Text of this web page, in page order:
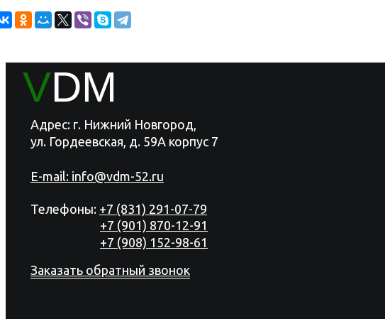
VDM
Адрес: г. Нижний Новгород,
ул. Гордеевская, д. 59А корпус 7
E-mail: info@vdm-52.ru
Телефоны: +7 (831) 291-07-79
+7 (901) 870-12-91
+7 (908) 152-98-61
Заказать обратный звонок